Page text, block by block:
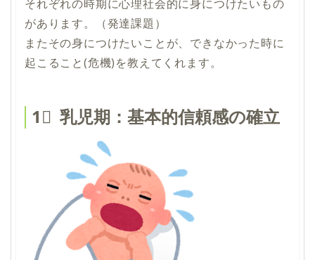
それぞれの時期に心理社会的に身につけたいもの
があります。（発達課題）
またその身につけたいことが、できなかった時に
起こること(危機)を教えてくれます。
1⃣ 乳児期：基本的信頼感の確立